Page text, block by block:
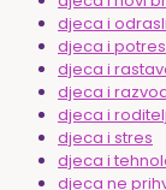
djeca i odrasli
djeca i potres
djeca i
djeca i
djeca i
djeca i stres
djeca i
djeca ne